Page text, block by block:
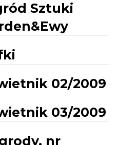
Sztuki
02/2009
03/2009
nr